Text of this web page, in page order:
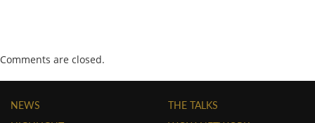
Comments are closed.
NEWS
THE TALKS